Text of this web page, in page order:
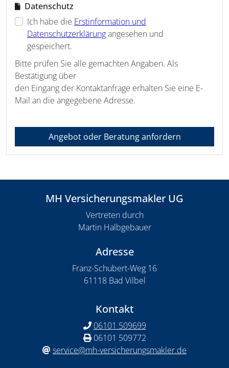
Datenschutz
Ich habe die Erstinformation und
Datenschutzerklärungangesehen und
gespeichert.
Bitte prüfen Sie alle gemachten Angaben. Als
Bestätigung über
den Eingang der Kontaktanfrage erhalten Sie eine E-
Mail an die angegebene Adresse.
Angebot oder Beratung anfordern
MH Versicherungsmakler UG
Vertreten durch
Martin Halbgebauer
Adresse
Franz-Schubert-Weg 16
61118 Bad Vilbel
Kontakt
06101 509699
06101 509772
service@mh-versicherungsmakler.de